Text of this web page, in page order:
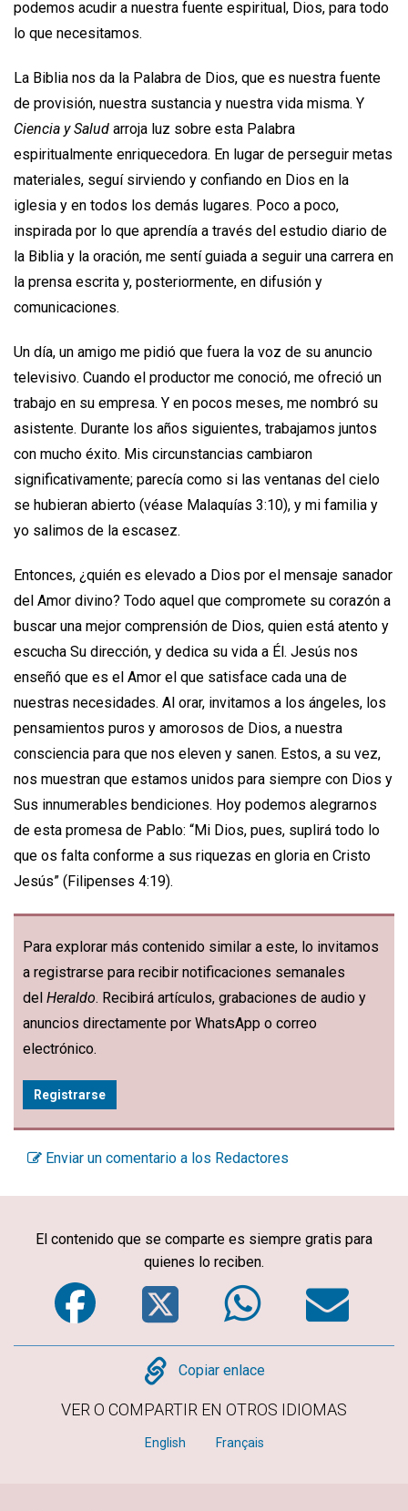
podemos acudir a nuestra fuente espiritual, Dios, para todo
lo que necesitamos.
La Biblia nos da la Palabra de Dios, que es nuestra fuente
de provisión, nuestra sustancia y nuestra vida misma. Y
Ciencia y Salud arroja luz sobre esta Palabra
espiritualmente enriquecedora. En lugar de perseguir metas
materiales, seguí sirviendo y confiando en Dios en la
iglesia y en todos los demás lugares. Poco a poco,
inspirada por lo que aprendía a través del estudio diario de
la Biblia y la oración, me sentí guiada a seguir una carrera en
la prensa escrita y, posteriormente, en difusión y
comunicaciones.
Un día, un amigo me pidió que fuera la voz de su anuncio
televisivo. Cuando el productor me conoció, me ofreció un
trabajo en su empresa. Y en pocos meses, me nombró su
asistente. Durante los años siguientes, trabajamos juntos
con mucho éxito. Mis circunstancias cambiaron
significativamente; parecía como si las ventanas del cielo
se hubieran abierto (véase Malaquías 3:10), y mi familia y
yo salimos de la escasez.
Entonces, ¿quién es elevado a Dios por el mensaje sanador
del Amor divino? Todo aquel que compromete su corazón a
buscar una mejor comprensión de Dios, quien está atento y
escucha Su dirección, y dedica su vida a Él. Jesús nos
enseñó que es el Amor el que satisface cada una de
nuestras necesidades. Al orar, invitamos a los ángeles, los
pensamientos puros y amorosos de Dios, a nuestra
consciencia para que nos eleven y sanen. Estos, a su vez,
nos muestran que estamos unidos para siempre con Dios y
Sus innumerables bendiciones. Hoy podemos alegrarnos
de esta promesa de Pablo: “Mi Dios, pues, suplirá todo lo
que os falta conforme a sus riquezas en gloria en Cristo
Jesús” (Filipenses 4:19).
Para explorar más contenido similar a este, lo invitamos
a registrarse para recibir notificaciones semanales
del Heraldo. Recibirá artículos, grabaciones de audio y
anuncios directamente por WhatsApp o correo
electrónico.
Registrarse
Enviar un comentario a los Redactores
El contenido que se comparte es siempre gratis para
quienes lo reciben.
Facebook
Twitter
Copy
Copiar enlace
VER O COMPARTIR EN OTROS IDIOMAS
English Français